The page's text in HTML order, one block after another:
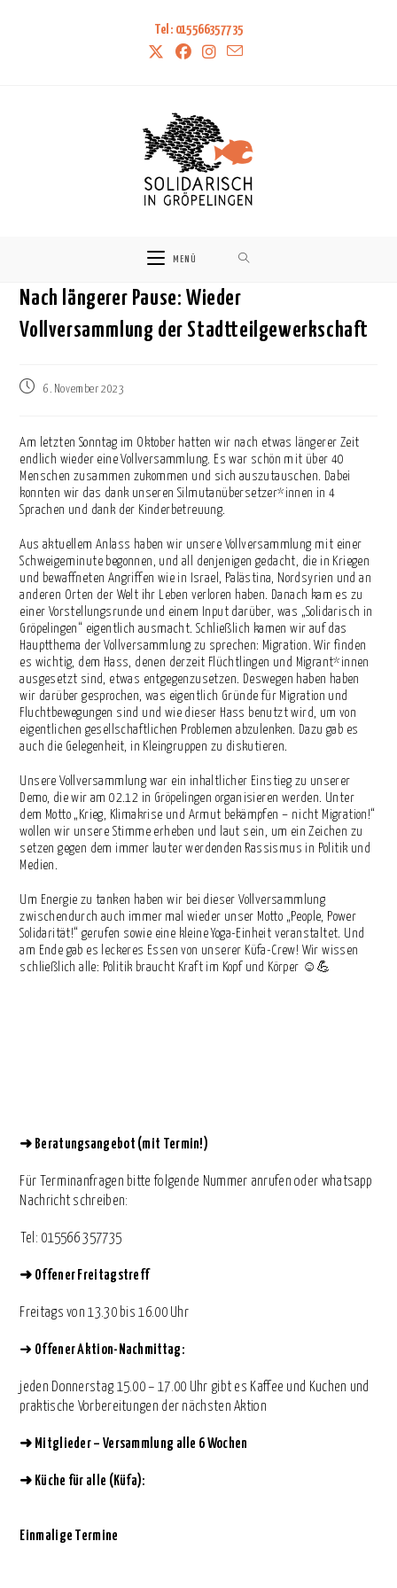
Tel: 015566357735
MENÜ
Nach längerer Pause: Wieder
Vollversammlung der Stadtteilgewerkschaft
Beitrag6. November 2023
Am letzten Sonntag im Oktober hatten wir nach etwas längerer Zeit
endlich wieder eine Vollversammlung. Es war schön mit über 40
Menschen zusammen zukommen und sich auszutauschen. Dabei
konnten wir das dank unseren Silmutanübersetzer*innen in 4
Sprachen und dank der Kinderbetreuung.
Aus aktuellem Anlass haben wir unsere Vollversammlung mit einer
Schweigeminute begonnen, und all denjenigen gedacht, die in Kriegen
und bewaffneten Angriffen wie in Israel, Palästina, Nordsyrien und an
anderen Orten der Welt ihr Leben verloren haben. Danach kam es zu
einer Vorstellungsrunde und einem Input darüber, was „Solidarisch in
Gröpelingen“ eigentlich ausmacht. Schließlich kamen wir auf das
Hauptthema der Vollversammlung zu sprechen: Migration. Wir finden
es wichtig, dem Hass, denen derzeit Flüchtlingen und Migrant*innen
ausgesetzt sind, etwas entgegenzusetzen. Deswegen haben haben
wir darüber gesprochen, was eigentlich Gründe für Migration und
Fluchtbewegungen sind und wie dieser Hass benutzt wird, um von
eigentlichen gesellschaftlichen Problemen abzulenken. Dazu gab es
auch die Gelegenheit, in Kleingruppen zu diskutieren.
Unsere Vollversammlung war ein inhaltlicher Einstieg zu unserer
Demo, die wir am 02.12 in Gröpelingen organisieren werden. Unter
dem Motto „Krieg, Klimakrise und Armut bekämpfen – nicht Migration!“
wollen wir unsere Stimme erheben und laut sein, um ein Zeichen zu
setzen gegen dem immer lauter werdenden Rassismus in Politik und
Medien.
Um Energie zu tanken haben wir bei dieser Vollversammlung
zwischendurch auch immer mal wieder unser Motto „People, Power
Solidarität!“ gerufen sowie eine kleine Yoga-Einheit veranstaltet. Und
am Ende gab es leckeres Essen von unserer Küfa-Crew! Wir wissen
schließlich alle: Politik braucht Kraft im Kopf und Körper ☺️💪
➜ Beratungsangebot (mit Termin!)
Für Terminanfragen bitte folgende Nummer anrufen oder whatsapp
Nachricht schreiben:
⁨Tel: 015566 357735
➜ Offener Freitagstreff
Freitags von 13.30 bis 16.00 Uhr
➜ Offener Aktion-Nachmittag:
jeden Donnerstag 15.00 – 17.00 Uhr gibt es Kaffee und Kuchen und
praktische Vorbereitungen der nächsten Aktion
➜ Mitglieder – Versammlung alle 6 Wochen
➜ Küche für alle (Küfa):
Einmalige Termine